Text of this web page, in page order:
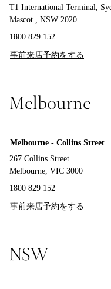
T1 International Terminal,
Mascot , NSW 2020
1800 829 152
事前来店予約をする
Melbourne
Melbourne - Collins Street
267 Collins Street
Melbourne, VIC 3000
1800 829 152
事前来店予約をする
NSW